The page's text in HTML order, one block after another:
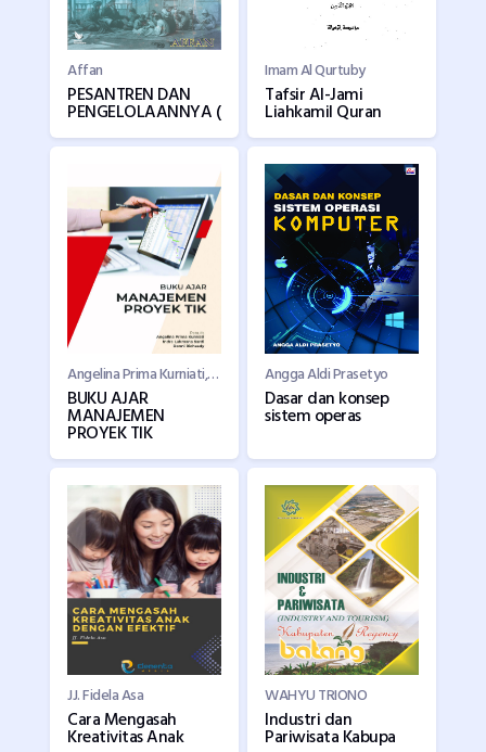
Affan
PESANTREN DAN
PENGELOLAANNYA (
Imam Al Qurtuby
Tafsir Al-Jami
Liahkamil Quran
Angelina Prima Kurniati, Indra Lukmana Sardi, Donni Richasdy
BUKU AJAR
MANAJEMEN
PROYEK TIK
Angga Aldi Prasetyo
Dasar dan konsep
sistem operas
JJ. Fidela Asa
Cara Mengasah
Kreativitas Anak
WAHYU TRIONO
Industri dan
Pariwisata Kabupa